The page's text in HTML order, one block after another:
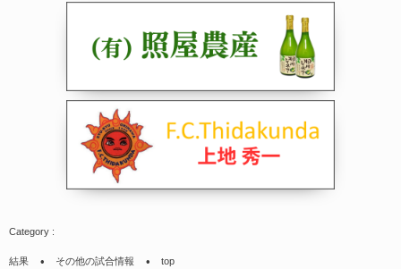
結果 その他の試合情報 top